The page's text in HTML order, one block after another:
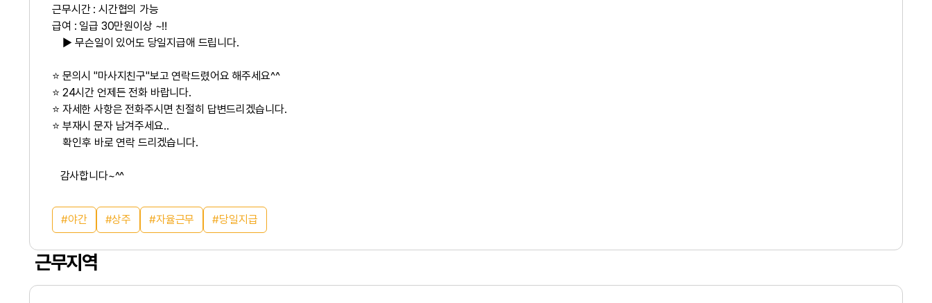
근무시간 : 시간협의 가능
급여 : 일급 30만원이상 ~‼
▶ 무슨일이 있어도 당일지급애 드립니다.
⭐ 문의시 "마사지친구"보고 연락드렸어요 해주세요^^
⭐ 24시간 언제든 전화 바랍니다.
⭐ 자세한 사항은 전화주시면 친절히 답변드리겠습니다.
⭐ 부재시 문자 남겨주세요..
확인후 바로 연락 드리겠습니다.
감사합니다~^^
야간 상주 자율근무 당일지급
근무지역